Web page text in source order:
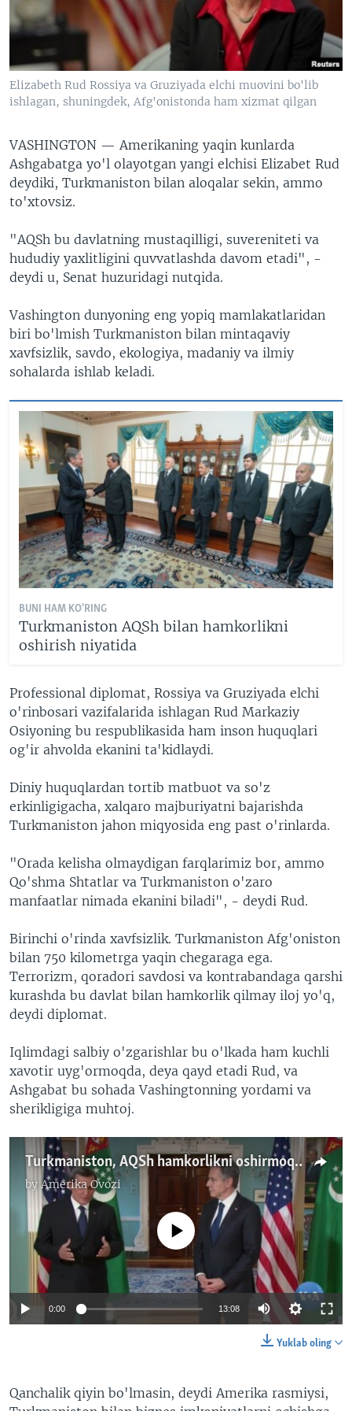
VIDEO
XABARLAR SURATLARDA
ODNOKLASSNIKI
TWITTER
SOUNDCLOUD
VOA
Elizabeth Rud Rossiya va Gruziyada elchi muovini bo'lib
ishlagan, shuningdek, Afg'onistonda ham xizmat qilgan
VASHINGTON — Amerikaning yaqin kunlarda
Ashgabatga yo'l olayotgan yangi elchisi Elizabet Rud
deydiki, Turkmaniston bilan aloqalar sekin, ammo
to'xtovsiz.
"AQSh bu davlatning mustaqilligi, suvereniteti va
hududiy yaxlitligini quvvatlashda davom etadi", -
deydi u, Senat huzuridagi nutqida.
Vashington dunyoning eng yopiq mamlakatlaridan
biri bo'lmish Turkmaniston bilan mintaqaviy
xavfsizlik, savdo, ekologiya, madaniy va ilmiy
sohalarda ishlab keladi.
BUNI HAM KO'RING
Turkmaniston AQSh bilan hamkorlikni
oshirish niyatida
Professional diplomat, Rossiya va Gruziyada elchi
o'rinbosari vazifalarida ishlagan Rud Markaziy
Osiyoning bu respublikasida ham inson huquqlari
og'ir ahvolda ekanini ta'kidlaydi.
Diniy huquqlardan tortib matbuot va so'z
erkinligigacha, xalqaro majburiyatni bajarishda
Turkmaniston jahon miqyosida eng past o'rinlarda.
"Orada kelisha olmaydigan farqlarimiz bor, ammo
Qo'shma Shtatlar va Turkmaniston o'zaro
manfaatlar nimada ekanini biladi", - deydi Rud.
Birinchi o'rinda xavfsizlik. Turkmaniston Afg'oniston
bilan 750 kilometrga yaqin chegaraga ega.
Terrorizm, qoradori savdosi va kontrabandaga qarshi
kurashda bu davlat bilan hamkorlik qilmay iloj yo'q,
deydi diplomat.
Iqlimdagi salbiy o'zgarishlar bu o'lkada ham kuchli
xavotir uyg'ormoqda, deya qayd etadi Rud, va
Ashgabat bu sohada Vashingtonning yordami va
sherikligiga muhtoj.
Turkmaniston, AQSh hamkorlikni oshirmoqchi/Markaziy Osiyodagi diplomatiya
by Amerika Ovozi
No media source currently available
0:00 13:08
Yuklab oling
Qanchalik qiyin bo'lmasin, deydi Amerika rasmiysi,